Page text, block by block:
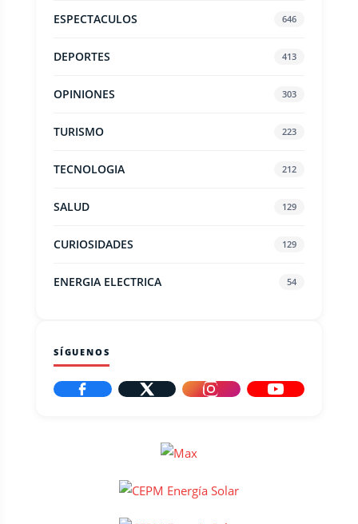
ESPECTACULOS 646
DEPORTES 413
OPINIONES 303
TURISMO 223
TECNOLOGIA 212
SALUD 129
CURIOSIDADES 129
ENERGIA ELECTRICA 54
SÍGUENOS